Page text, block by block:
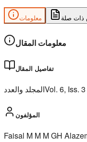
معلومات ذات صلة
معلومات المقال
تفاصيل المقال
المجلد والعددVol. 6, Iss. 3
المؤلفون
Faisal M M M GH